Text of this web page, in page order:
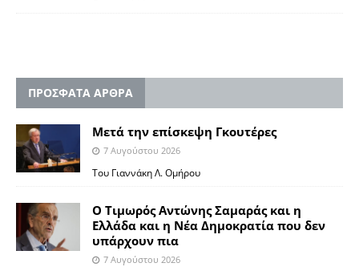
ΠΡΟΣΦΑΤΑ ΑΡΘΡΑ
Μετά την επίσκεψη Γκουτέρες
7 Αυγούστου 2026
Του Γιαννάκη Λ. Ομήρου
Ο Τιμωρός Αντώνης Σαμαράς και η
Ελλάδα και η Νέα Δημοκρατία που δεν
υπάρχουν πια
7 Αυγούστου 2026